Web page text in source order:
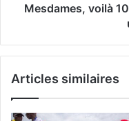
Mesdames, voilà
Articles similaires